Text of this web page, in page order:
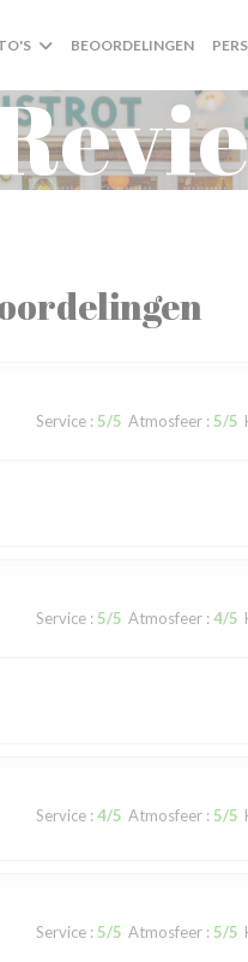
BEOORDELINGEN PERS
Service: 5/5 Atmosfeer: 5/5
Service: 5/5 Atmosfeer: 4/5
Service: 4/5 Atmosfeer: 5/5
Service: 5/5 Atmosfeer: 5/5